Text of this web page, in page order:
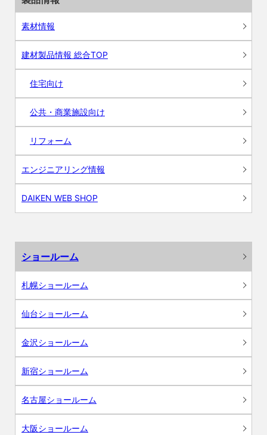
素材情報
建材製品情報 総合TOP
住宅向け
公共・商業施設向け
リフォーム
エンジニアリング情報
DAIKEN WEB SHOP
ショールーム
札幌ショールーム
仙台ショールーム
金沢ショールーム
新宿ショールーム
名古屋ショールーム
大阪ショールーム